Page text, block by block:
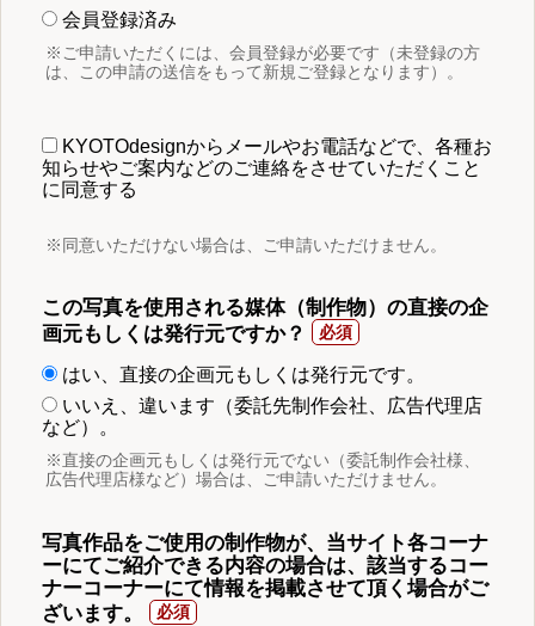
会員登録済み
※ご申請いただくには、会員登録が必要です（未登録の方
は、この申請の送信をもって新規ご登録となります）。
KYOTOdesignからメールやお電話などで、各種お
知らせやご案内などのご連絡をさせていただくこと
に同意する
※同意いただけない場合は、ご申請いただけません。
この写真を使用される媒体（制作物）の直接の企
画元もしくは発行元ですか？
はい、直接の企画元もしくは発行元です。
いいえ、違います（委託先制作会社、広告代理店
など）。
※直接の企画元もしくは発行元でない（委託制作会社様、
広告代理店様など）場合は、ご申請いただけません。
写真作品をご使用の制作物が、当サイト各コーナ
ーにてご紹介できる内容の場合は、該当するコー
ナーコーナーにて情報を掲載させて頂く場合がご
ざいます。